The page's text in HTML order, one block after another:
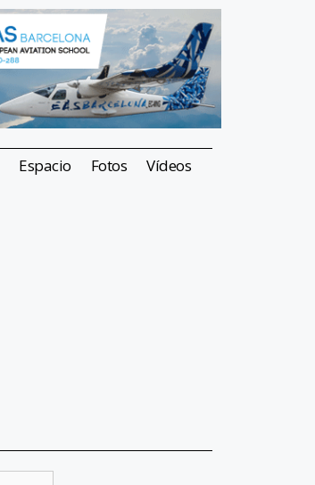
Espacio Fotos Vídeos